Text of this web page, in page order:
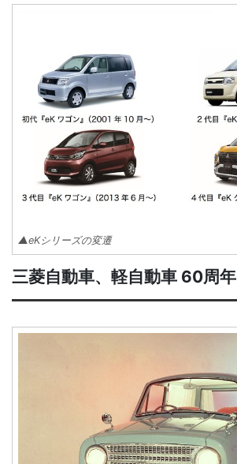
▲eKシリーズの変遷
三菱自動車、軽自動車 60周年